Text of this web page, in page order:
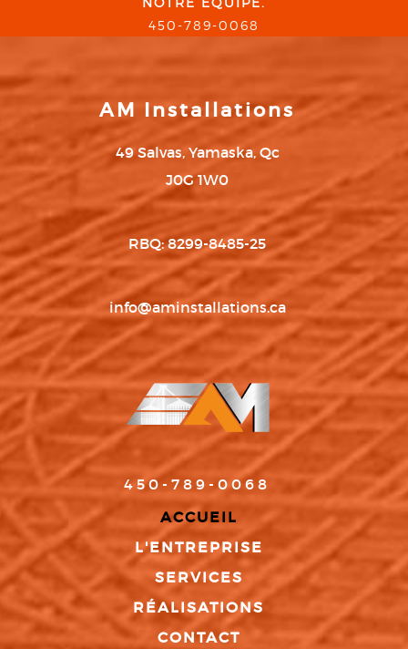
450-789-0068
AM Installations
49 Salvas, Yamaska, Qc
J0G 1W0
RBQ: 8299-8485-25
info@aminstallations.ca
450-789-0068
ACCUEIL
L'ENTREPRISE
SERVICES
RÉALISATIONS
CONTACT